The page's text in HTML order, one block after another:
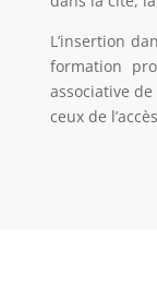
L’insertion
formation
associative
ceux de